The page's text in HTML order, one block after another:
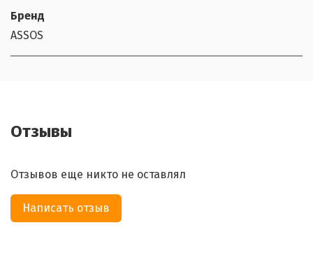
Бренд
ASSOS
Отзывы
Отзывов еще никто не оставлял
Написать отзыв